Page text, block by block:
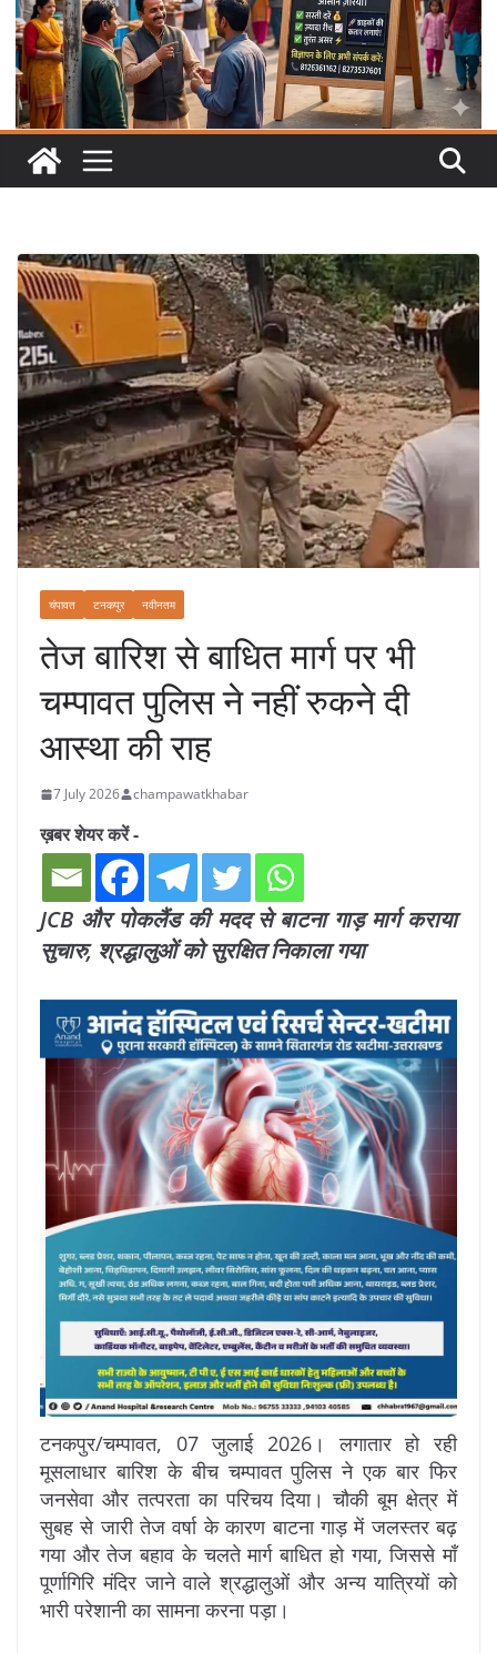
चंपावत टनकपुर नवीनतम
तेज बारिश से बाधित मार्ग पर भी
चम्पावत पुलिस ने नहीं रुकने दी
आस्था की राह
7 July 2026 champawatkhabar
ख़बर शेयर करें -
JCB और पोकलैंड की मदद से बाटना गाड़ मार्ग कराया
सुचारु, श्रद्धालुओं को सुरक्षित निकाला गया
टनकपुर/चम्पावत, 07 जुलाई 2026। लगातार हो रही
मूसलाधार बारिश के बीच चम्पावत पुलिस ने एक बार फिर
जनसेवा और तत्परता का परिचय दिया। चौकी बूम क्षेत्र में
सुबह से जारी तेज वर्षा के कारण बाटना गाड़ में जलस्तर बढ़
गया और तेज बहाव के चलते मार्ग बाधित हो गया, जिससे माँ
पूर्णागिरि मंदिर जाने वाले श्रद्धालुओं और अन्य यात्रियों को
भारी परेशानी का सामना करना पड़ा।